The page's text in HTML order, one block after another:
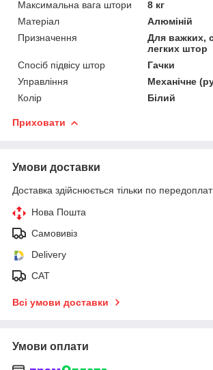
Максимальна вага штори
8 кг
Матеріал
Алюміній
Призначення
Для важких,
легких штор
Спосіб підвісу штор
Гачки
Управління
Механічне
Колір
Білий
Приховати
Умови доставки
Доставка здійснюється тільки по
Нова Пошта
Самовивіз
Delivery
САТ
Всі умови доставки
Умови оплати